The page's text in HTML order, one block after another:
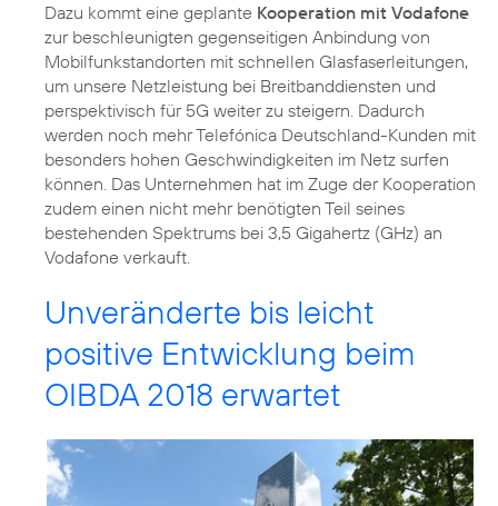
Dazu kommt eine geplante Kooperation mit Vodafone
zur beschleunigten gegenseitigen Anbindung von
Mobilfunkstandorten mit schnellen Glasfaserleitungen,
um unsere Netzleistung bei Breitbanddiensten und
perspektivisch für 5G weiter zu steigern. Dadurch
werden noch mehr Telefónica Deutschland-Kunden mit
besonders hohen Geschwindigkeiten im Netz surfen
können. Das Unternehmen hat im Zuge der Kooperation
zudem einen nicht mehr benötigten Teil seines
bestehenden Spektrums bei 3,5 Gigahertz (GHz) an
Vodafone verkauft.
Unveränderte bis leicht
positive Entwicklung beim
OIBDA 2018 erwartet